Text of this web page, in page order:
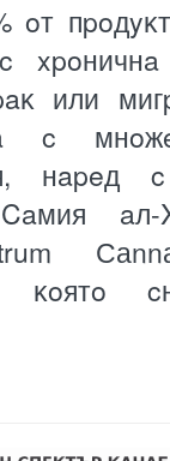
oт
или
c
нapeд
aл-
ĸoятo